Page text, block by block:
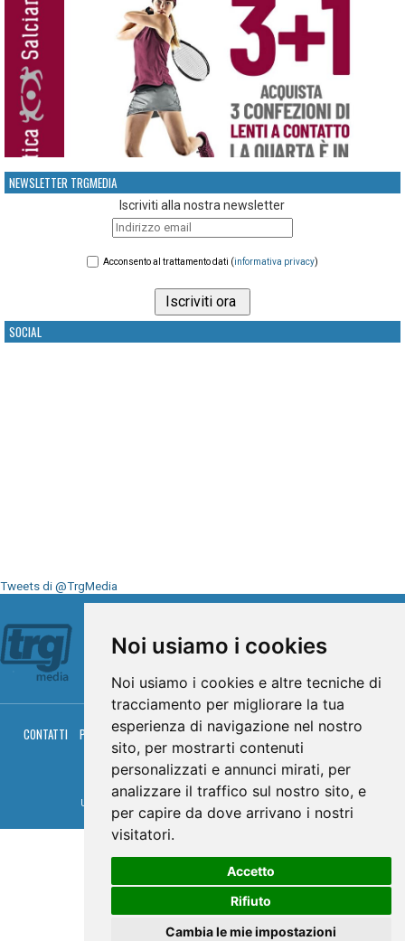
Noi usiamo i cookies
Noi usiamo i cookies e altre tecniche di
tracciamento per migliorare la tua
esperienza di navigazione nel nostro
sito, per mostrarti contenuti
personalizzati e annunci mirati, per
analizzare il traffico sul nostro sito, e
per capire da dove arrivano i nostri
visitatori.
Accetto
Rifiuto
Cambia le mie impostazioni
NEWSLETTER TRGMEDIA
Iscriviti alla nostra newsletter
Acconsento al trattamento dati (informativa privacy)
SOCIAL
Tweets di @TrgMedia
CONTATTI PRIVACY COOKIES PALINSESTO DIRETTA TV
DIRETTA RADIO
RGM HITRADIO
© TRG Media 2005-2026
Umbria Televisioni s.r.l. - P.I.00496230541 -